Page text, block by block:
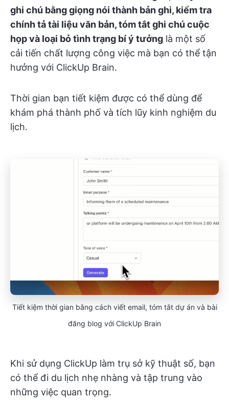
ghi chú bằng giọng nói thành bản ghi, kiểm tra
chính tả tài liệu văn bản, tóm tắt ghi chú cuộc
họp và loại bỏ tình trạng bí ý tưởng là một số
cải tiến chất lượng công việc mà bạn có thể tận
hưởng với ClickUp Brain.
Thời gian bạn tiết kiệm được có thể dùng để
khám phá thành phố và tích lũy kinh nghiệm du
lịch.
Tiết kiệm thời gian bằng cách viết email, tóm tắt dự án và bài
đăng blog với ClickUp Brain
Khi sử dụng ClickUp làm trụ sở kỹ thuật số, bạn
có thể đi du lịch nhẹ nhàng và tập trung vào
những việc quan trọng.